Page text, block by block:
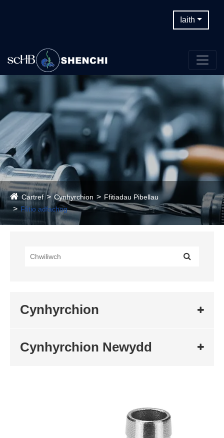
Iaith
Cartref Cynhyrchion
Ffitiadau Pibellau
Ffitio adfachog
Cynhyrchion
Cynhyrchion Newydd